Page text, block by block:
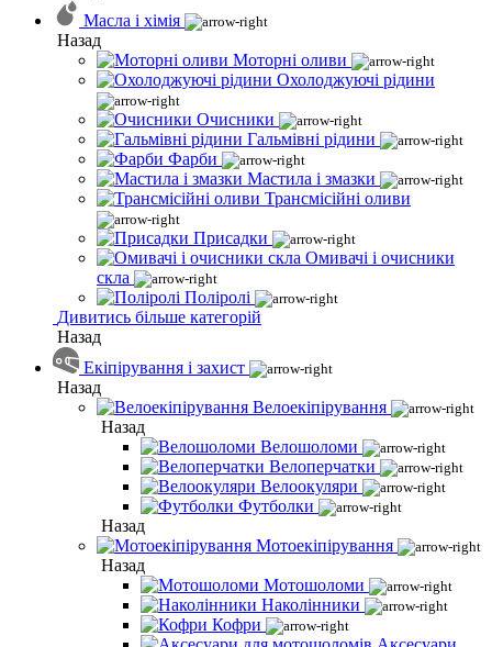
Масла і хімія
Назад
Моторні оливи
Охолоджуючі рідини
Очисники
Гальмівні рідини
Фарби
Мастила і змазки
Трансмісійні оливи
Присадки
Омивачі і очисники
скла
Поліролі
Дивитись більше категорій
Назад
Екіпірування і захист
Назад
Велоекіпірування
Назад
Велошоломи
Велоперчатки
Велоокуляри
Футболки
Назад
Мотоекіпірування
Назад
Мотошоломи
Наколінники
Кофри